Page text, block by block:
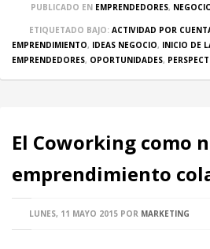
PUBLICADO EN EMPRENDEDORES,
ETIQUETADO BAJO: ACTIVIDAD POR
EMPRENDIMIENTO, IDEAS NEGOCIO, INICIO DE
EMPRENDEDORES, OPORTUNIDADES,
El Coworking como
emprendimiento
LUNES, 11 MAYO 2015 POR MARKETING